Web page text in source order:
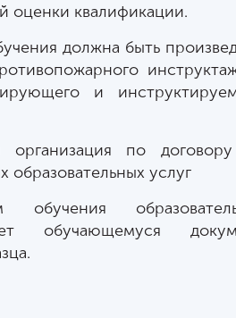
оценки квалификации.
должна быть
и
организация по
образовательных услуг
обучения
обучающемуся